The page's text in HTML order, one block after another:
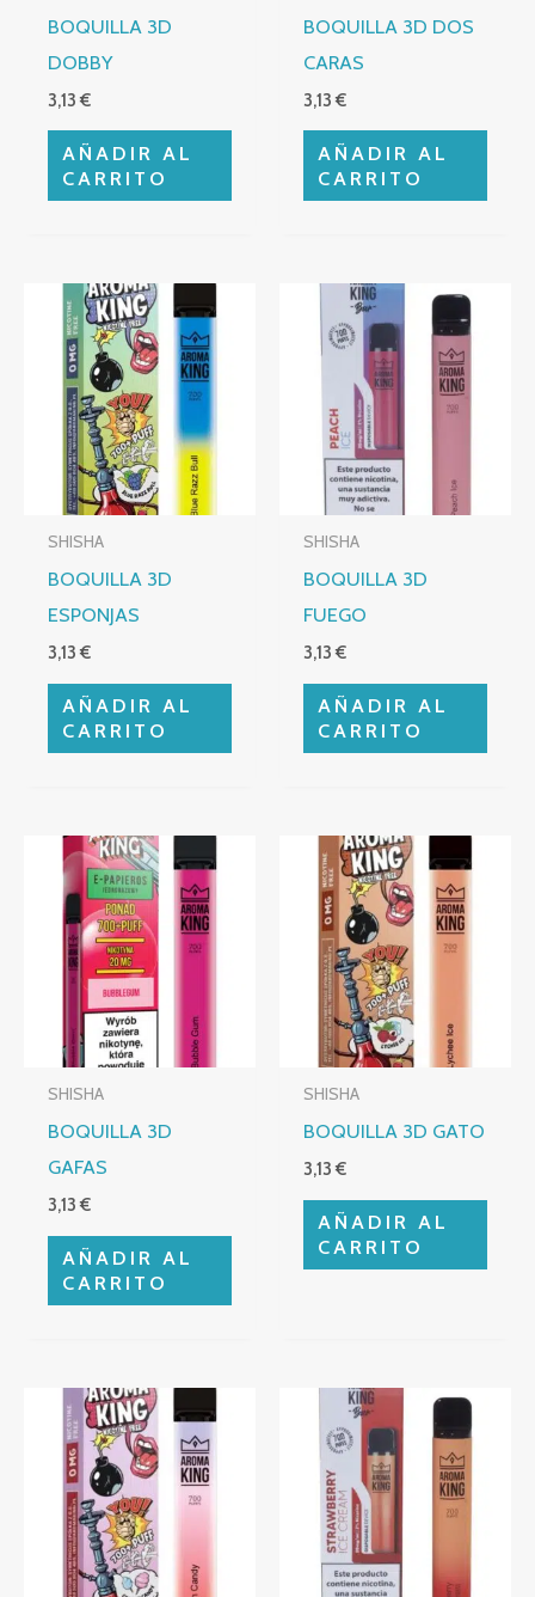
BOQUILLA 3D
DOBBY
3,13€
AÑADIR AL
CARRITO
BOQUILLA 3D DOS
CARAS
3,13€
AÑADIR AL
CARRITO
SHISHA
BOQUILLA 3D
ESPONJAS
3,13€
AÑADIR AL
CARRITO
SHISHA
BOQUILLA 3D
FUEGO
3,13€
AÑADIR AL
CARRITO
SHISHA
BOQUILLA 3D
GAFAS
3,13€
AÑADIR AL
CARRITO
SHISHA
BOQUILLA 3D GATO
3,13€
AÑADIR AL
CARRITO